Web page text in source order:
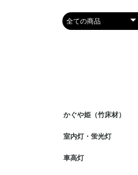
かぐや姫（竹床材）
室内灯・蛍光灯
車高灯